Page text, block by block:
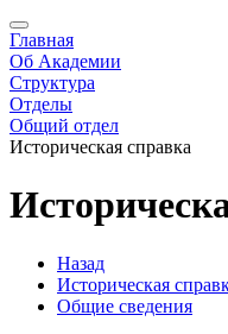
Главная
Об Академии
Структура
Отделы
Общий отдел
Историческая справка
Назад
Историческая
Общие сведения